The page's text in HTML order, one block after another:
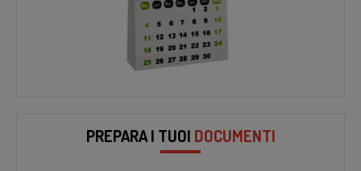
PREPARA I TUOI DOCUMENTI